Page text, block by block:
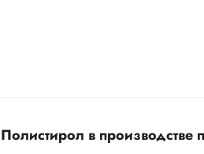
Полистирол в производстве